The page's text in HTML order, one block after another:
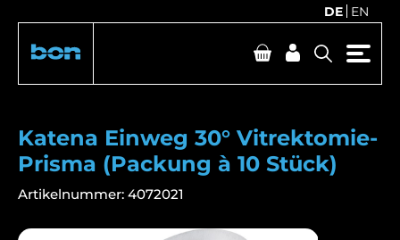
DE EN
Katena Einweg 30° Vitrektomie-
Prisma (Packung à 10 Stück)
Artikelnummer: 4072021